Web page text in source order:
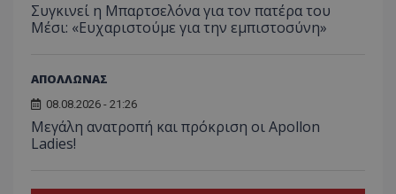
Συγκινεί η Μπαρτσελόνα για τον πατέρα του
Μέσι: «Ευχαριστούμε για την εμπιστοσύνη»
ΑΠΟΛΛΩΝΑΣ
08.08.2026 - 21:26
Μεγάλη ανατροπή και πρόκριση οι Apollon
Ladies!